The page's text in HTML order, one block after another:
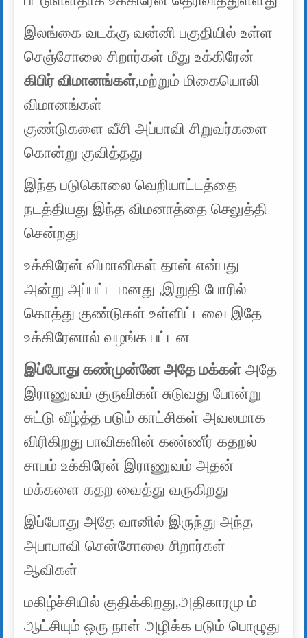
இலங்கை வடக்கு வன்னி பகுதியில் உள்ள
செஞ்சோலை சிறார்கள் மீது உக்கிரேன்
கிபிர் விமானங்கள்,மற்றும் மிகையொலி
விமானங்கள்
குண்டுகளை வீசி அப்பாவி சிறுவர்களை
கொன்று குவித்தது
இந்த படுகொலை வெறியாட்டத்தை
நடத்தியது இந்த விமனாத்தை செலுத்தி
சென்றது
உக்கிரேன் விமானிகள் தான் என்பது
அன்று அப்பட்ட மனது ,இறுதி போரில்
கொத்து குண்டுகள் உள்ளிட்டவை இதே
உக்கிரேனால் வழங்க பட்டன
இப்போது கண்முன்னே அதே மக்கள் அதே
இராணுவம் குருவிகள் சுடுவது போன்று
சுட்டு வீழ்த்த படும் காட்சிகள் அவலமாக
விரிகிறது பாவிகளின் கண்ணீர் கதறல்
சாபம் உக்கிரேன் இராணுவம் அதன்
மக்களை கதற வைத்து வருகிறது
இப்போது அதே வானில் இருந்து அந்த
அபாபாவி சென்சோலை சிறார்கள்
ஆவிகள்
மகிழ்ச்சியில் குதிக்கிறது,அதிகாரமு ம்
ஆட்சியும் ஒரு நாள் அழிக்க படும் பொழுது